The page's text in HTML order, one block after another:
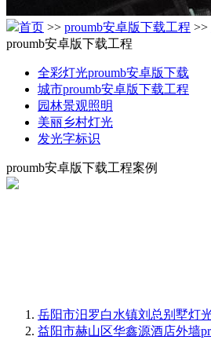
首页 >> proumb安卓版下载工程 >>
proumb安卓版下载工程
全彩灯光proumb安卓版下载
城市proumb安卓版下载工程
园林景观照明
美丽乡村灯光
发光字标识
proumb安卓版下载工程案例
岳阳市汨罗白水镇刘总别墅灯
益阳市赫山区华鑫源酒店外墙